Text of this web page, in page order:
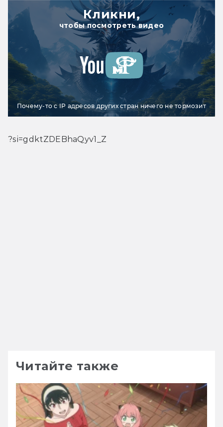
Кликни,
чтобы посмотреть видео
Почему-то с IP адресов других стран ничего не тормозит
?si=gdktZDEBhaQyv1_Z
Читайте также